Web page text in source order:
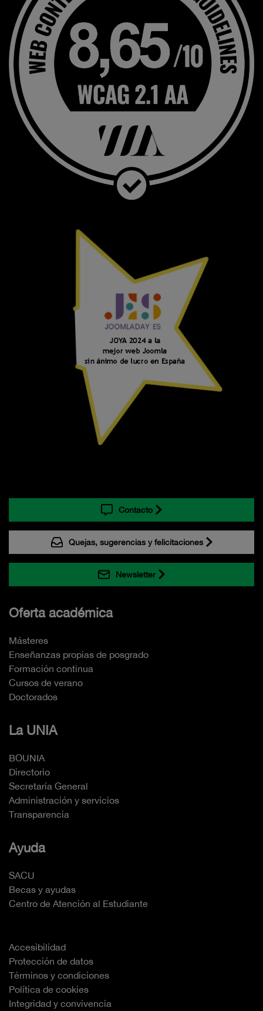
Contacto
Quejas, sugerencias y felicitaciones
Newsletter
Oferta académica
Másteres
Enseñanzas propias de posgrado
Formación continua
Cursos de verano
Doctorados
La UNIA
BOUNIA
Directorio
Secretaría General
Administración y servicios
Transparencia
Ayuda
SACU
Becas y ayudas
Centro de Atención al Estudiante
Accesibilidad
Protección de datos
Términos y condiciones
Política de cookies
Integridad y convivencia